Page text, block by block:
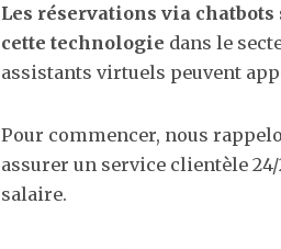
Les réservations via
cette technologie dans le
assistants virtuels peuvent
Pour commencer, nous
assurer un service clientèle
salaire.